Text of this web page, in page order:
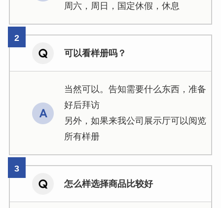
周六，周日，国定休假，休息
可以看样册吗？
当然可以。告知需要什么东西，准备
好后拜访
另外，如果来我公司展示厅可以阅览
所有样册
怎么样选择商品比较好